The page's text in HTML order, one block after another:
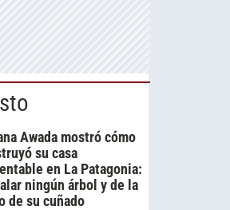
Awada mostró cómo
su casa
en La Patagonia:
ningún árbol y de la
de su cuñado